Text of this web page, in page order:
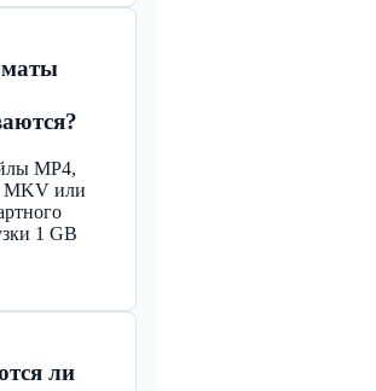
MP4,
MKV или
1 GB
ли